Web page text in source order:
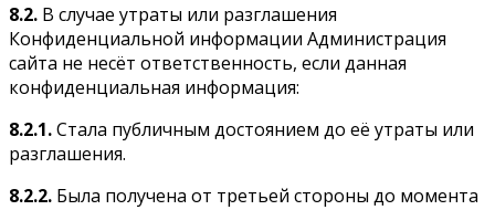
8.2. В случае утраты или разглашения
Конфиденциальной информации Администрация
сайта не несёт ответственность, если данная
конфиденциальная информация:
8.2.1.Стала публичным достоянием до её утраты или
разглашения.
8.2.2. Была получена от третьей стороны до момента